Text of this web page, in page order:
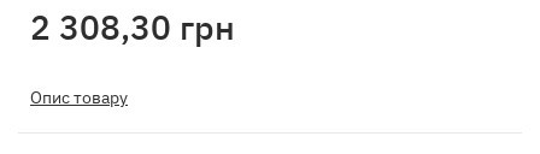
2 308,30 грн
Опис товару